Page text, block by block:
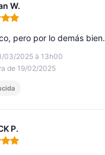
W.
de 5
03/2025 à 13h00
de 19/02/2025
pero por lo demás bien.
P.
de 5